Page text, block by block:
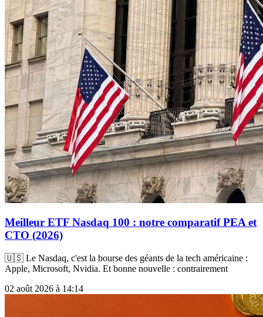
Meilleur ETF Nasdaq 100 : notre comparatif PEA et
CTO (2026)
🇺🇸 Le Nasdaq, c'est la bourse des géants de la tech américaine :
Apple, Microsoft, Nvidia. Et bonne nouvelle : contrairement
02 août 2026 à 14:14